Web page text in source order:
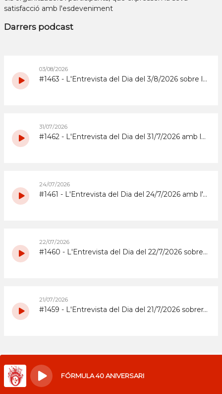
satisfacció amb l'esdeveniment
Darrers podcast
03/08/2026
#1463 - L'Entrevista del Dia del 3/8/2026 sobre la Copa d'Espanya de Superenduro a Abrera
31/07/2026
#1462 - L'Entrevista del Dia del 31/7/2026 amb la coordinadora i els participants del grup de grans del Casal d'Estiu Municipal de 2026
24/07/2026
#1461 - L'Entrevista del Dia del 24/7/2026 amb l'Abrera Gimnàstic Club
22/07/2026
#1460 - L'Entrevista del Dia del 22/7/2026 sobre la Festa Major 2026 del Barri de Sta. Maria i el Suro
21/07/2026
#1459 - L'Entrevista del Dia del 21/7/2026 sobrera la Festa Major 2026 del barri del Rebato d'Abrera
FÓRMULA 40 ANIVERSARI